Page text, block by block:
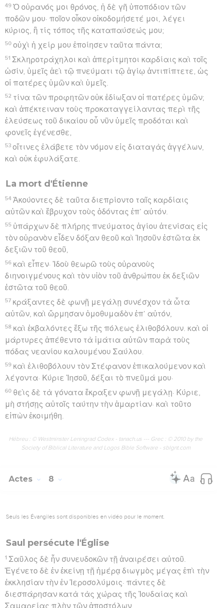
49 Ὁ οὐρανός μοι θρόνος, ἡ δὲ γῆ ὑποπόδιον τῶν
ποδῶν μου· ποῖον οἶκον οἰκοδομήσετέ μοι, λέγει
κύριος, ἢ τίς τόπος τῆς καταπαύσεώς μου;
50 οὐχὶ ἡ χείρ μου ἐποίησεν ταῦτα πάντα;
51 Σκληροτράχηλοι καὶ ἀπερίτμητοι καρδίαις καὶ τοῖς
ὠσίν, ὑμεῖς ἀεὶ τῷ πνεύματι τῷ ἁγίῳ ἀντιπίπτετε, ὡς
οἱ πατέρες ὑμῶν καὶ ὑμεῖς.
52 τίνα τῶν προφητῶν οὐκ ἐδίωξαν οἱ πατέρες ὑμῶν;
καὶ ἀπέκτειναν τοὺς προκαταγγείλαντας περὶ τῆς
ἐλεύσεως τοῦ δικαίου οὗ νῦν ὑμεῖς προδόται καὶ
φονεῖς ἐγένεσθε,
53 οἵτινες ἐλάβετε τὸν νόμον εἰς διαταγὰς ἀγγέλων,
καὶ οὐκ ἐφυλάξατε.
La mort d'Étienne
54 Ἀκούοντες δὲ ταῦτα διεπρίοντο ταῖς καρδίαις
αὐτῶν καὶ ἔβρυχον τοὺς ὀδόντας ἐπ’ αὐτόν.
55 ὑπάρχων δὲ πλήρης πνεύματος ἁγίου ἀτενίσας εἰς
τὸν οὐρανὸν εἶδεν δόξαν θεοῦ καὶ Ἰησοῦν ἑστῶτα ἐκ
δεξιῶν τοῦ θεοῦ,
56 καὶ εἶπεν· Ἰδοὺ θεωρῶ τοὺς οὐρανοὺς
διηνοιγμένους καὶ τὸν υἱὸν τοῦ ἀνθρώπου ἐκ δεξιῶν
ἑστῶτα τοῦ θεοῦ.
57 κράξαντες δὲ φωνῇ μεγάλῃ συνέσχον τὰ ὦτα
αὐτῶν, καὶ ὥρμησαν ὁμοθυμαδὸν ἐπ’ αὐτόν,
58 καὶ ἐκβαλόντες ἔξω τῆς πόλεως ἐλιθοβόλουν. καὶ οἱ
μάρτυρες ἀπέθεντο τὰ ἱμάτια αὐτῶν παρὰ τοὺς
πόδας νεανίου καλουμένου Σαύλου.
59 καὶ ἐλιθοβόλουν τὸν Στέφανον ἐπικαλούμενον καὶ
λέγοντα· Κύριε Ἰησοῦ, δέξαι τὸ πνεῦμά μου·
60 θεὶς δὲ τὰ γόνατα ἔκραξεν φωνῇ μεγάλῃ· Κύριε,
μὴ στήσῃς αὐτοῖς ταύτην τὴν ἁμαρτίαν· καὶ τοῦτο
εἰπὼν ἐκοιμήθη.
Hébreu : © Westminster Leningrad Codex - tanach.us --- Grec : © 2010 by the
Society of Biblical Literature and Logos Bible Software - sblgnt.com
Actes 8
Seuls les Évangiles sont disponibles en vidéo pour le moment.
Saul persécute l'Église
1 Σαῦλος δὲ ἦν συνευδοκῶν τῇ ἀναιρέσει αὐτοῦ.
Ἐγένετο δὲ ἐν ἐκείνῃ τῇ ἡμέρᾳ διωγμὸς μέγας ἐπὶ τὴν
ἐκκλησίαν τὴν ἐν Ἱεροσολύμοις· πάντες δὲ
διεσπάρησαν κατὰ τὰς χώρας τῆς Ἰουδαίας καὶ
Σαμαρείας πλὴν τῶν ἀποστόλων.